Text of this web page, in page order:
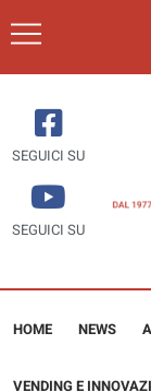
SEGUICI SU
SEGUICI SU
HOME NEWS
VENDING E